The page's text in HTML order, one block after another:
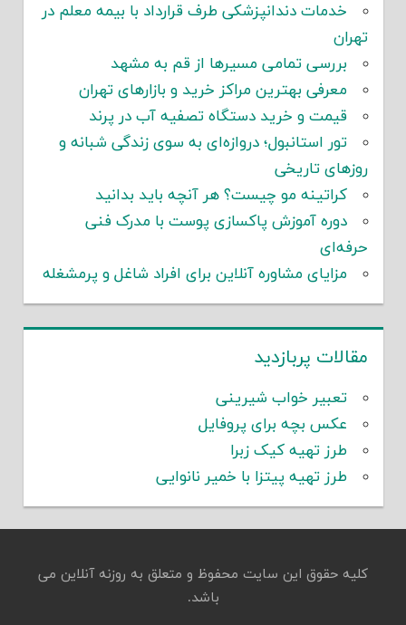
خدمات دندانپزشکی طرف قرارداد با بیمه معلم در
تهران
بررسی تمامی مسیرها از قم به مشهد
معرفی بهترین مراکز خرید و بازارهای تهران
قیمت و خرید دستگاه تصفیه آب در پرند
تور استانبول؛ دروازه‌ای به سوی زندگی شبانه و
روزهای تاریخی
کراتینه مو چیست؟ هر آنچه باید بدانید
دوره آموزش پاکسازی پوست با مدرک فنی
حرفه‌ای
مزایای مشاوره آنلاین برای افراد شاغل و پرمشغله
مقالات پربازدید
تعبیر خواب شیرینی
عکس بچه برای پروفایل
طرز تهیه کیک زبرا
طرز تهیه پیتزا با خمیر نانوایی
کلیه حقوق این سایت محفوظ و متعلق به روزنه آنلاین می
باشد.